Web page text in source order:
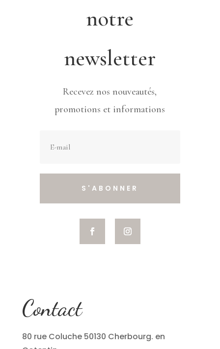
notre
newsletter
Recevez nos nouveautés,
promotions et informations
S'ABONNER
Contact
80 rue Coluche 50130 Cherbourg. en